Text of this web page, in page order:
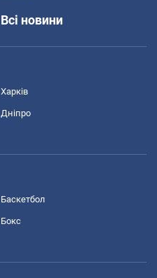
Всі новини
Харків
Дніпро
Баскетбол
Бокс